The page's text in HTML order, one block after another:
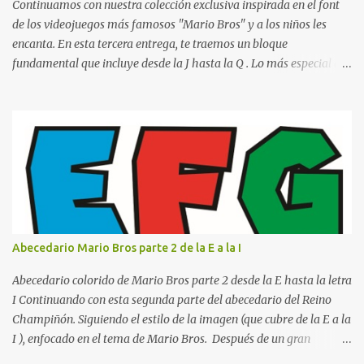
Continuamos con nuestra colección exclusiva inspirada en el font
de los videojuegos más famosos "Mario Bros" y a los niños les
encanta. En esta tercera entrega, te traemos un bloque
fundamental que incluye desde la J hasta la Q . Lo más especial de
sección de evecrea.com , encontrarás imágenes individuales en alta
resolución de las siguientes letras: Letras vibrantes : La J y la M en
el clásico rojo de la gorra de Mario. Tonos azules : La K y la Ñ , que
destacan por su diseño limpio y audaz. Colores secundarios : La L y
la Q en amarillo brillante, junto con la N y la P en un verde
inspirado en los niveles de los juegos. Formas icónicas : No te
pierdas la letra O , diseñada con ese estilo geométrico tan carac...
Abecedario Mario Bros parte 2 de la E a la I
Abecedario colorido de Mario Bros parte 2 desde la E hasta la letra
I Continuando con esta segunda parte del abecedario del Reino
Champiñón. Siguiendo el estilo de la imagen (que cubre de la E a la
I ), enfocado en el tema de Mario Bros. Después de un gran